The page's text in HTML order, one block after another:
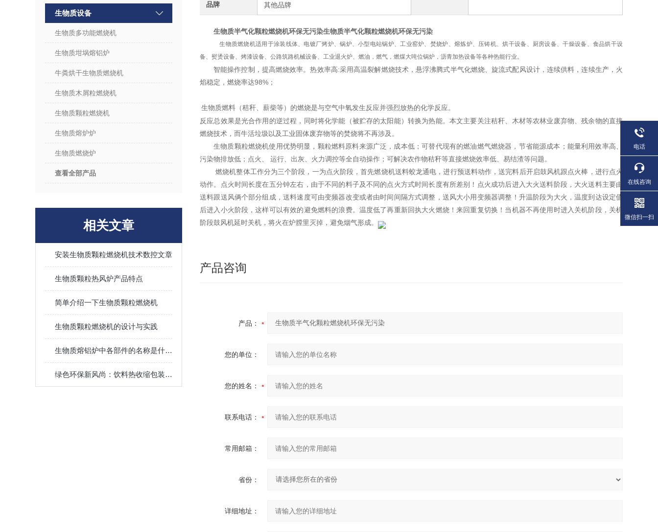
生物质设备
生物质多功能燃烧机
生物质坩埚熔铝炉
牛粪烘干生物质燃烧机
生物质木屑粒燃烧机
生物质颗粒燃烧机
生物质熔炉炉
生物质燃烧炉
查看全部产品
相关文章
安装生物质颗粒燃烧机技术数控文章
生物质颗粒热风炉产品特点
简单介绍一下生物质颗粒燃烧机
生物质颗粒燃烧机的设计与实践
生物质熔铝炉中各部件的名称是什么？
绿色环保新风尚：饮料热收缩包装机的环保之路
品牌 其他品牌
生物质半气化颗粒燃烧机环保无污染生物质半气化颗粒燃烧机环保无污染
生物质燃烧机适用于涂装线体、电镀厂烤炉、锅炉、小型电站锅炉、工业窑炉、焚烧炉、熔炼炉、压铸机、烘干设备、厨房设备、干燥设备、食品烘干设
备、熨烫设备、烤漆设备、公路筑路机械设备、工业退火炉、燃油，燃气，燃煤大吨位锅炉，沥青加热设备等各种热能行业。
智能操作控制，提高燃烧效率。热效率高:采用高温裂解燃烧技术，悬浮沸腾式半气化燃烧、旋流式配风设计，连续供料，连续生产，火
焰稳定，燃烧率达98%；
生物质燃料（秸秆、薪柴等）的燃烧是与空气中氧发生反应并强烈放热的化学反应。
反应总效果是光合作用的逆过程，同时将化学能（被贮存的太阳能）转换为热能。本文主要关注秸秆、木材等农林业废弃物、残余物的直接
燃烧技术，而牛活垃圾以及工业固体废弃物等的焚烧将不再涉及。
生物质颗粒燃烧机使用优势明显，颗粒燃料原料来源广泛，成本低；可替代现有的燃油燃气燃烧器，节省能源成本；能量利用效率高、
污染物排放低；点火、 运行、出灰、火力调控等全自动操作；可解决农作物秸秆等直接燃烧效率低、易结渣等问题。
燃烧机整体工作分为三个阶段，一为点火阶段，首先燃烧机送料蛟龙通电，进行预送料动作，送完料后开启鼓风机跟点火棒，进行点火
动作。点火时间长度在五分钟左右，由于不同的料子及不同的点火方式时间长度有所差别！点火成功后进入大火送料阶段，大火送料主要由
送料跟送风俩个部分组成，送料速度可由变频器改变或者由时间间隔方式调整，送风大小用变频器调整！升温阶段为大火，温度到达设定值
后进入小火阶段，这样可以有效的避免燃料的浪费。温度低了再重新回执大火燃烧！来回重复切换！当机器不再使用时进入关机阶段，关机
阶段鼓风机延时关机，将火在炉膛里灭掉，避免烟气形成。
产品咨询
产品：
您的单位：
您的姓名：
联系电话：
常用邮箱：
省份：
详细地址：
电话
在线咨询
微信扫一扫